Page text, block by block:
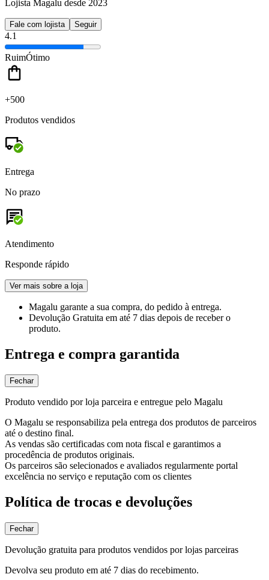
Lojista Magalu desde 2023
Fale com lojista Seguir
4.1
RuimÓtimo
+500
Produtos vendidos
Entrega
No prazo
Atendimento
Responde rápido
Ver mais sobre a loja
Magalu garante a sua compra, do pedido à entrega.
Devolução Gratuita em até 7 dias depois de receber o
produto.
Entrega e compra garantida
Fechar
Produto vendido por loja parceira e entregue pelo Magalu
O Magalu se responsabiliza pela entrega dos produtos de parceiros
até o destino final.
As vendas são certificadas com nota fiscal e garantimos a
procedência de produtos originais.
Os parceiros são selecionados e avaliados regularmente portal
excelência no serviço e reputação com os clientes
Política de trocas e devoluções
Fechar
Devolução gratuita para produtos vendidos por lojas parceiras
Devolva seu produto em até 7 dias do recebimento.